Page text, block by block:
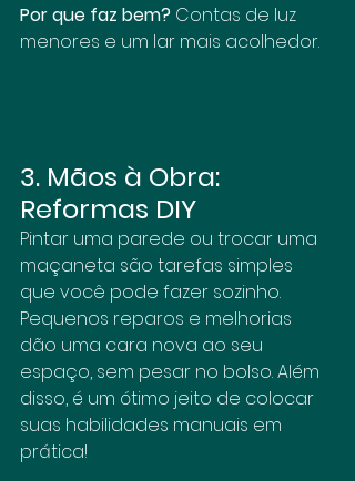
Por que faz bem? Contas de luz
menores e um lar mais acolhedor.
3. Mãos à Obra:
Reformas DIY
Pintar uma parede ou trocar uma
maçaneta são tarefas simples
que você pode fazer sozinho.
Pequenos reparos e melhorias
dão uma cara nova ao seu
espaço, sem pesar no bolso. Além
disso, é um ótimo jeito de colocar
suas habilidades manuais em
prática!